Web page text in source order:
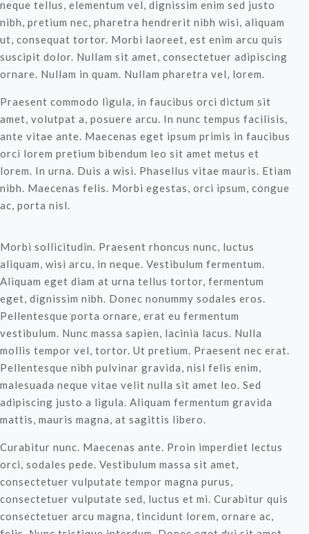
neque tellus, elementum vel, dignissim enim sed justo
nibh, pretium nec, pharetra hendrerit nibh wisi, aliquam
ut, consequat tortor. Morbi laoreet, est enim arcu quis
suscipit dolor. Nullam sit amet, consectetuer adipiscing
ornare. Nullam in quam. Nullam pharetra vel, lorem.
Praesent commodo ligula, in faucibus orci dictum sit
amet, volutpat a, posuere arcu. In nunc tempus facilisis,
ante vitae ante. Maecenas eget ipsum primis in faucibus
orci lorem pretium bibendum leo sit amet metus et
lorem. In urna. Duis a wisi. Phasellus vitae mauris. Etiam
nibh. Maecenas felis. Morbi egestas, orci ipsum, congue
ac, porta nisl.
Morbi sollicitudin. Praesent rhoncus nunc, luctus
aliquam, wisi arcu, in neque. Vestibulum fermentum.
Aliquam eget diam at urna tellus tortor, fermentum
eget, dignissim nibh. Donec nonummy sodales eros.
Pellentesque porta ornare, erat eu fermentum
vestibulum. Nunc massa sapien, lacinia lacus. Nulla
mollis tempor vel, tortor. Ut pretium. Praesent nec erat.
Pellentesque nibh pulvinar gravida, nisl felis enim,
malesuada neque vitae velit nulla sit amet leo. Sed
adipiscing justo a ligula. Aliquam fermentum gravida
mattis, mauris magna, at sagittis libero.
Curabitur nunc. Maecenas ante. Proin imperdiet lectus
orci, sodales pede. Vestibulum massa sit amet,
consectetuer vulputate tempor magna purus,
consectetuer vulputate sed, luctus et mi. Curabitur quis
consectetuer arcu magna, tincidunt lorem, ornare ac,